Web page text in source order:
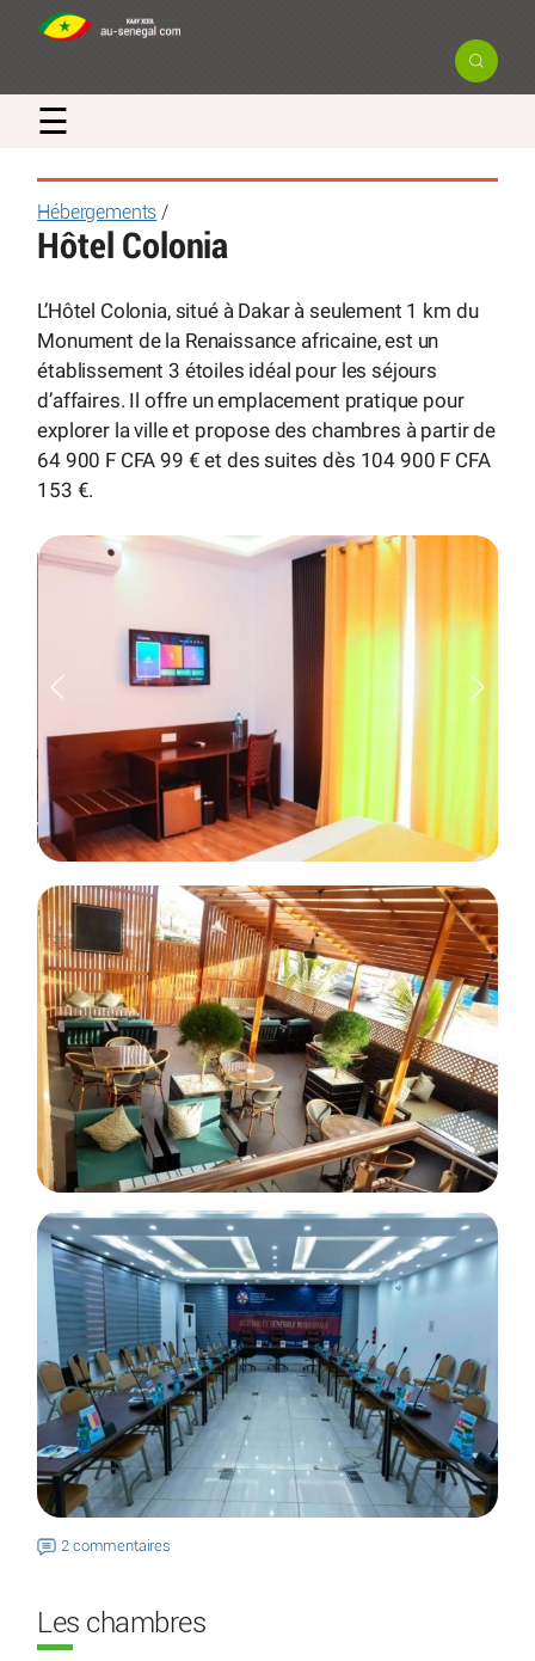
☰
Hébergements /
Hôtel Colonia
L’Hôtel Colonia, situé à Dakar à seulement 1 km du
Monument de la Renaissance africaine, est un
établissement 3 étoiles idéal pour les séjours
d’affaires. Il offre un emplacement pratique pour
explorer la ville et propose des chambres à partir de
64 900 F CFA 99 € et des suites dès 104 900 F CFA
153 €.
2 commentaires
Les chambres